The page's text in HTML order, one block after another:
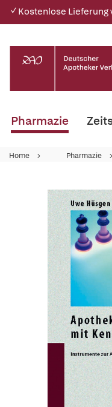
✓ Kostenlose
Pharmazie
Home Pharmazie